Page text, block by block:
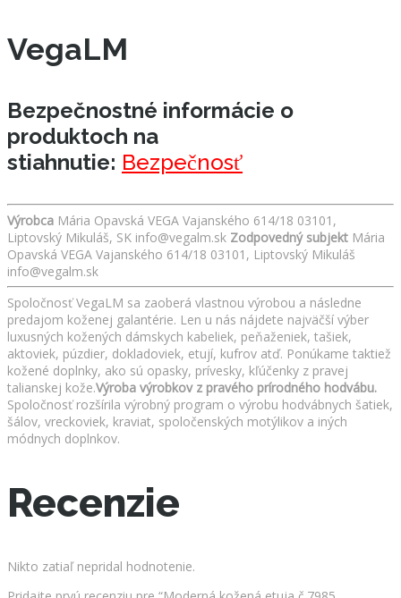
VegaLM
Bezpečnostné informácie o
produktoch na
stiahnutie: Bezpečnosť
Výrobca Mária Opavská VEGA Vajanského 614/18 03101,
Liptovský Mikuláš, SK info@vegalm.sk Zodpovedný subjekt Mária
Opavská VEGA Vajanského 614/18 03101, Liptovský Mikuláš
info@vegalm.sk
Spoločnosť VegaLM sa zaoberá vlastnou výrobou a následne
predajom koženej galantérie. Len u nás nájdete najväčší výber
luxusných kožených dámskych kabeliek, peňaženiek, tašiek,
aktoviek, púzdier, dokladoviek, etují, kufrov atď. Ponúkame taktiež
kožené doplnky, ako sú opasky, prívesky, kľúčenky z pravej
talianskej kože.Výroba výrobkov z pravého prírodného hodvábu.
Spoločnosť rozšírila výrobný program o výrobu hodvábnych šatiek,
šálov, vreckoviek, kraviat, spoločenských motýlikov a iných
módnych doplnkov.
Recenzie
Nikto zatiaľ nepridal hodnotenie.